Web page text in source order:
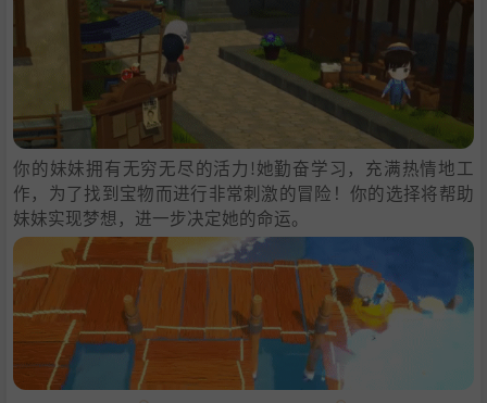
你的妹妹拥有无穷无尽的活力!她勤奋学习，充满热情地工
作，为了找到宝物而进行非常刺激的冒险！你的选择将帮助
妹妹实现梦想，进一步决定她的命运。